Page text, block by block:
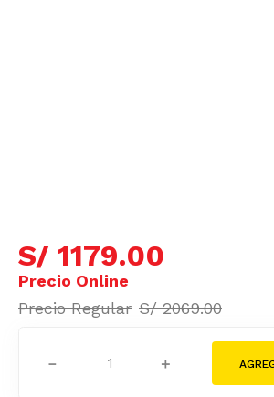
S/ 1179.00
S/ 2069.00
＋
－